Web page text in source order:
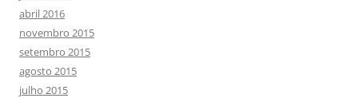
abril 2016
novembro 2015
setembro 2015
agosto 2015
julho 2015